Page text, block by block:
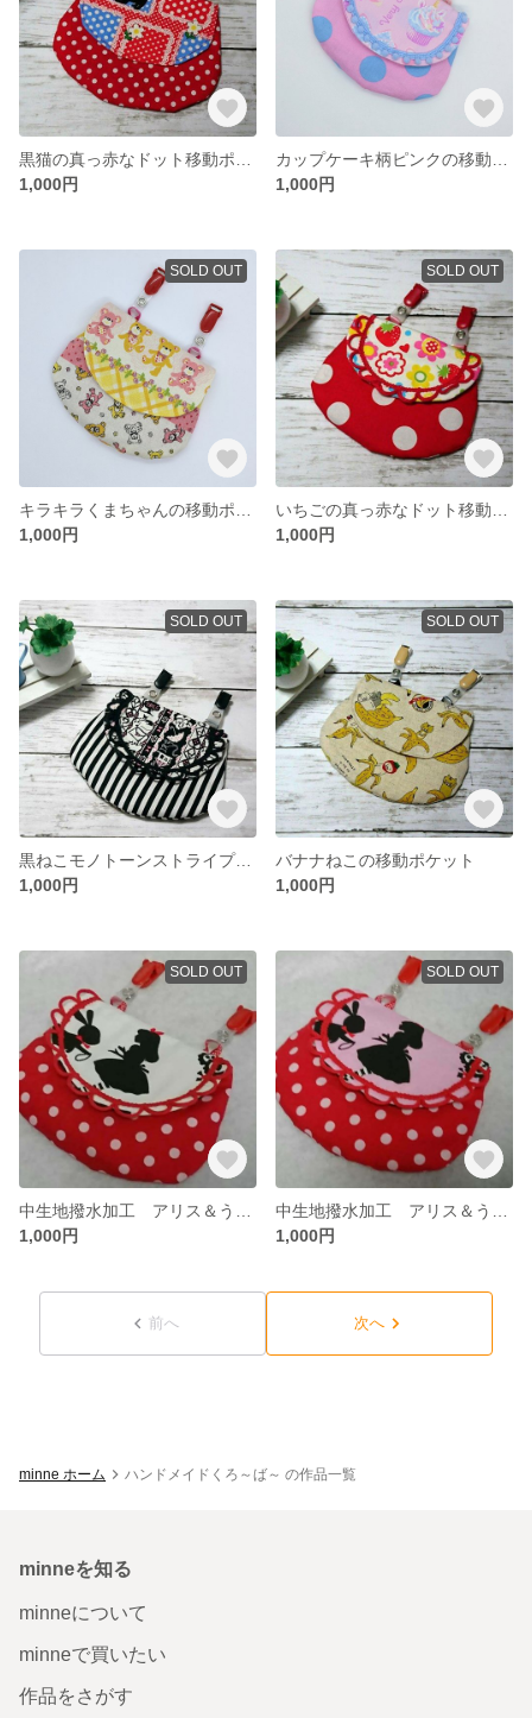
1,000円
1,000円
SOLD OUT
1,000円
SOLD OUT
1,000円
SOLD OUT
黒ねこモノトーンストライプの移動ポケット
1,000円
SOLD OUT
バナナねこの移動ポケット
1,000円
SOLD OUT
1,000円
SOLD OUT
1,000円
前へ 次へ
minne ホーム ハンドメイドくろ～ば～ の作品一覧
minneを知る
minneについて
minneで買いたい
作品をさがす